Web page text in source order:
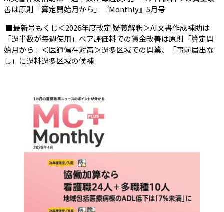
善は原則「算定開始月から」『Monthly』5月号
■最新号もくじ＜2026年度改定 疑義解釈＞AI文書作成補助は
「過半数が毎週使用」ベア評価料での賃金改善は原則「算定開
始月から」＜医師偏在対策＞過多区域での開業、「事前届出な
し」に過料過多区域の候補